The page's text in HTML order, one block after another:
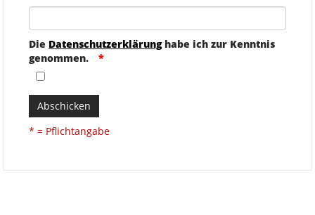
Die Datenschutzerklärunghabe ich zur Kenntnis
genommen.
Abschicken
* = Pflichtangabe